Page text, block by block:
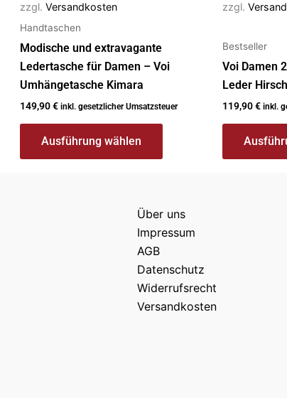
zzgl. Versandkosten
Handtaschen
Modische und extravagante
Ledertasche für Damen – Voi
Umhängetasche Kimara
149,90€ inkl. gesetzlicher Umsatzsteuer
Ausführung wählen
werden
zzgl.
Bestseller
Voi Damen
Leder
119,90€ inkl.
werden
Über uns
Impressum
AGB
Datenschutz
Widerrufsrecht
Versandkosten